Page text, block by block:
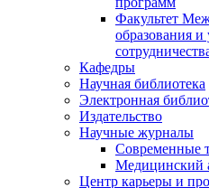
Факультет
образования
Кафедры
Научная библиотека
Электронная
Издательство
Научные журналы
Современные
Медицинский
Центр карьеры и